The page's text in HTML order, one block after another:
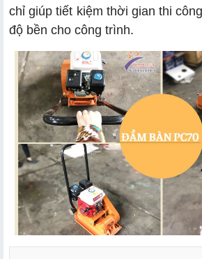
chỉ giúp tiết kiệm thời gian thi
độ bền cho công trình.